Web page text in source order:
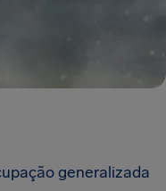
generalizada